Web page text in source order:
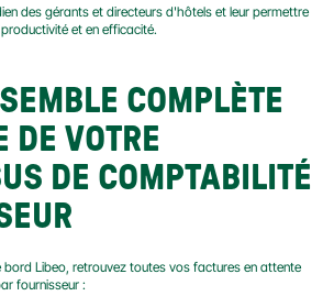
des gérants et directeurs d'hôtels et leur permettre
et en efficacité.
COMPLÈTE
DE VOTRE
DE COMPTABILITÉ
bord Libeo, retrouvez toutes vos factures en attente
fournisseur :